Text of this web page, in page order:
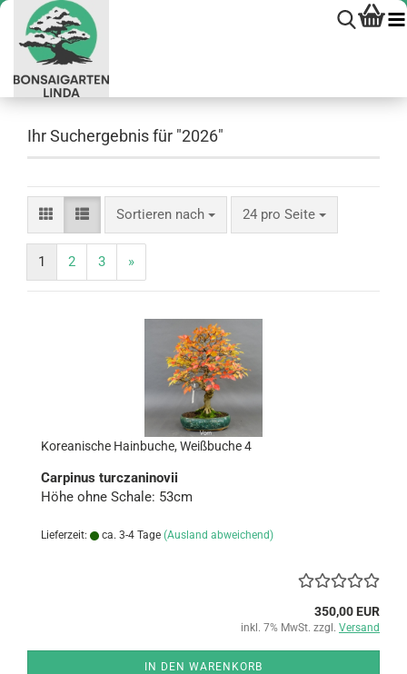
Ihr Suchergebnis für "2026"
Sortieren nach
Sortieren nach 24 pro Seite
pro Seite
1 2 3 »
Ko­rea­ni­sche Hain­bu­che, Weiß­bu­che 4
Car­pi­nus tur­cza­ni­novii
Höhe ohne Scha­le: 53cm
Lieferzeit: ca. 3-4 Tage (Ausland abweichend)
350,00 EUR
inkl. 7% MwSt. zzgl. Versand
IN DEN WARENKORB